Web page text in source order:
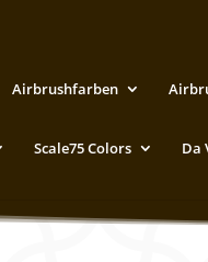
Airbrushfarben
Scale75 Colors Da